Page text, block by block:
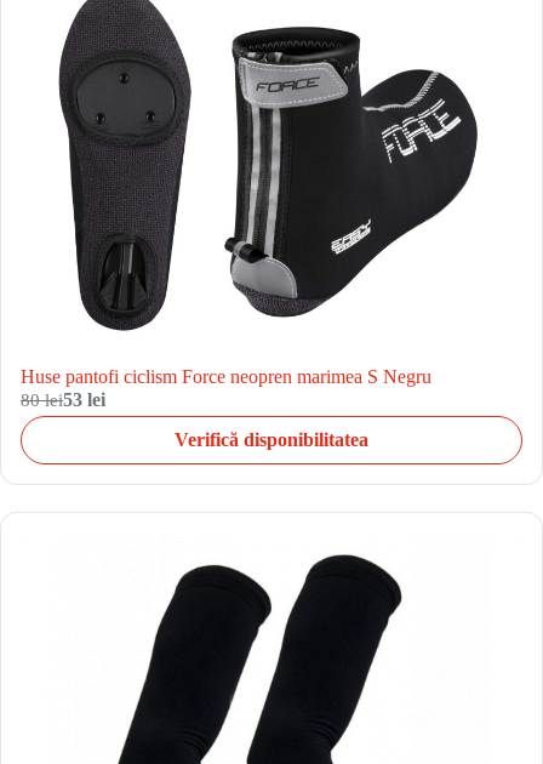
Huse pantofi ciclism Force neopren marimea S Negru
80 lei53 lei
Verifică disponibilitatea